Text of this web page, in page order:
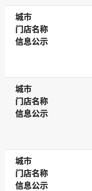
城市
城市
门店名称
门店名称
信息公示
信息公示
城市
城市
门店名称
门店名称
信息公示
信息公示
城市
城市
门店名称
门店名称
信息公示
信息公示